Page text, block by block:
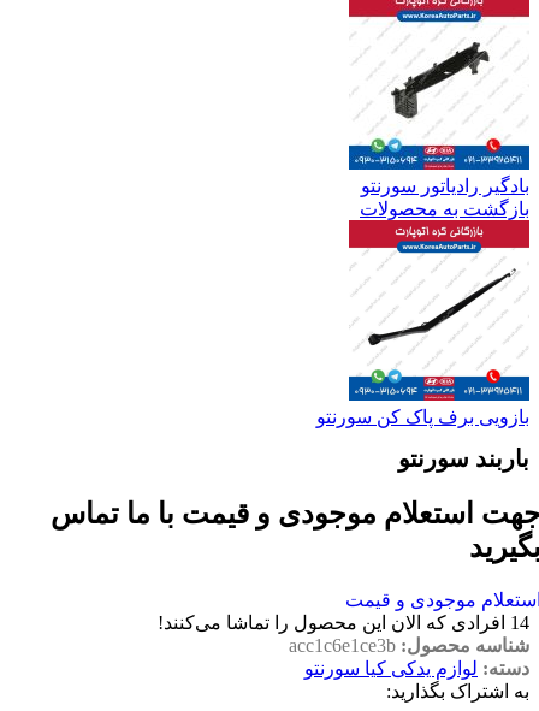
بادگیر رادیاتور سورنتو
بازگشت به محصولات
بازویی برف پاک کن سورنتو
باربند سورنتو
استعلام موجودی و قیمت با ما تماس
موجودی و قیمت
14 افرادی که الان این محصول را تماشا می‌کنند!
شناسه محصول: acc1c6e1ce3b
دسته: لوازم یدکی کیا سورنتو
به اشتراک بگذارید: